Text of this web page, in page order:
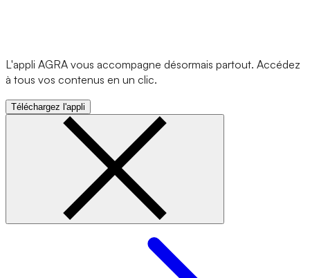
L'appli AGRA vous accompagne désormais partout. Accédez
à tous vos contenus en un clic.
Téléchargez l'appli